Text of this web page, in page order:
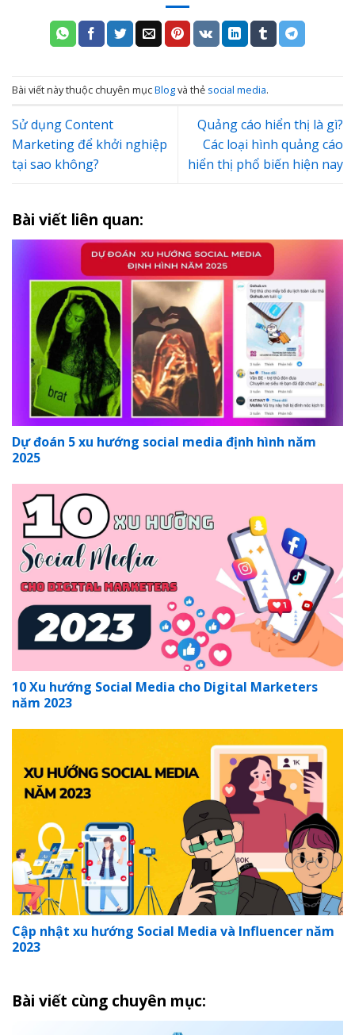
Bài viết này thuộc chuyên mụcBlogvà thẻ social media.
Sử dụng Content
Marketing để khởi nghiệp
tại sao không?
Quảng cáo hiển thị là gì?
Các loại hình quảng cáo
hiển thị phổ biến hiện nay
Bài viết liên quan:
Dự đoán 5 xu hướng social media định hình năm
2025
10 Xu hướng Social Media cho Digital Marketers
năm 2023
Cập nhật xu hướng Social Media và Influencer năm
2023
Bài viết cùng chuyên mục: